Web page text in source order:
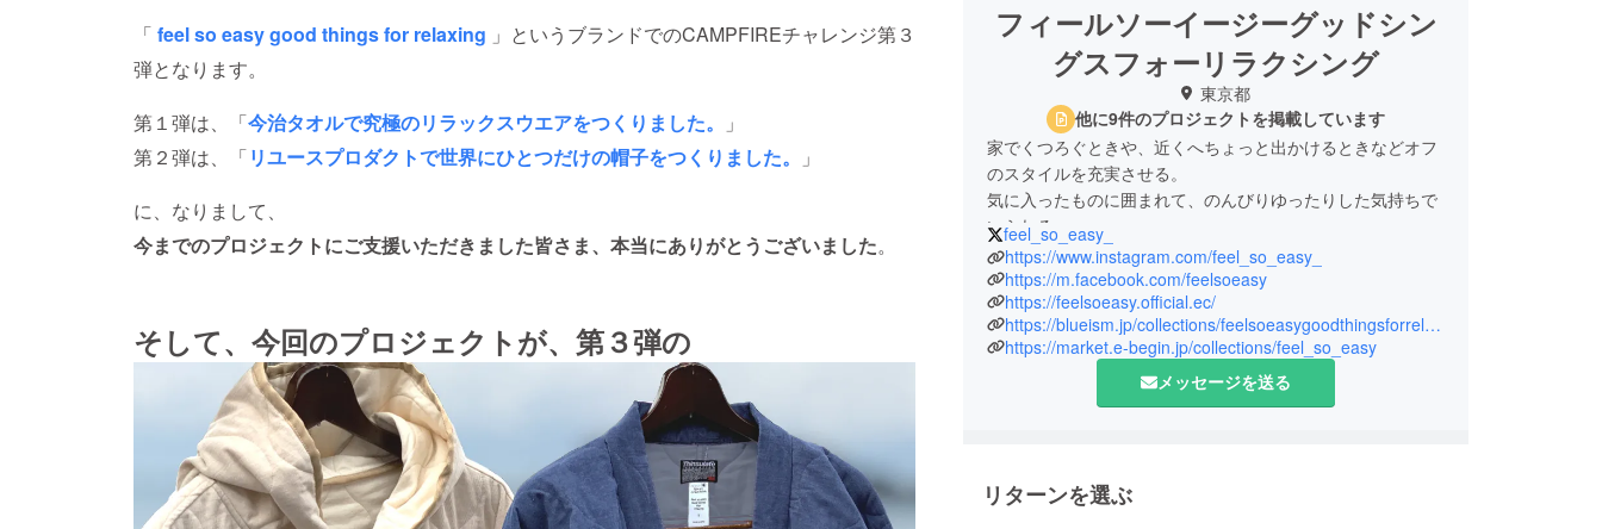
「 feel so easy good things for relaxing 」というブランドでのCAMPFIREチャレンジ第３
弾となります。
第１弾は、「今治タオルで究極のリラックスウエアをつくりました。
」
第２弾は、「リユースプロダクトで世界にひとつだけの帽子をつくりました。
」
に、なりまして、
今までのプロジェクトにご支援いただきました皆さま、本当にありがとうございました。
そして、今回のプロジェクトが、第３弾の
フィールソーイージーグッドシン
グスフォーリラクシング
東京都
他に9件のプロジェクトを掲載しています
家でくつろぐときや、近くへちょっと出かけるときなどオフ
のスタイルを充実させる。
気に入ったものに囲まれて、のんびりゆったりした気持ちで
いられる。
「海辺のスローライフ」イメージを重ねて、いくつかのモッ
トーを掲げてライフスタイルを提案します。
feel_so_easy_
https://www.instagram.com/feel_so_easy_
https://m.facebook.com/feelsoeasy
https://feelsoeasy.official.ec/
https://blueism.jp/collections/feelsoeasygoodthingsforrelaxing
https://market.e-begin.jp/collections/feel_so_easy
メッセージを送る
リターンを選ぶ